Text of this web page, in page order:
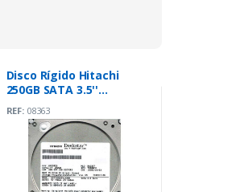
Disco Rígido Hitachi
250GB SATA 3.5''
REF:08363